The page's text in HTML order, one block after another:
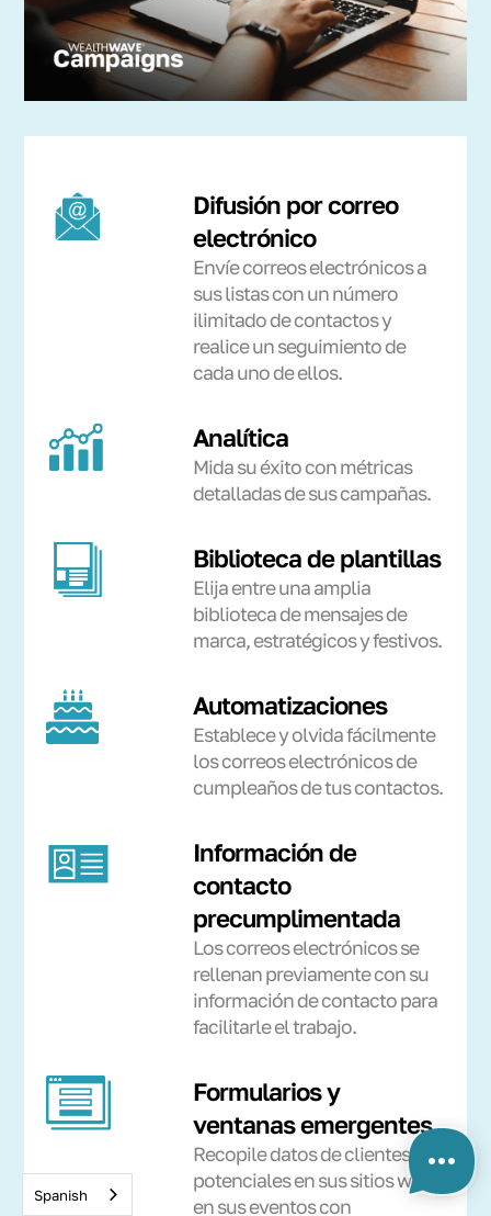
Difusión por correo
electrónico
Envíe correos electrónicos a
sus listas con un número
ilimitado de contactos y
realice un seguimiento de
cada uno de ellos.
Analítica
Mida su éxito con métricas
detalladas de sus campañas.
Biblioteca de plantillas
Elija entre una amplia
biblioteca de mensajes de
marca, estratégicos y festivos.
Automatizaciones
Establece y olvida fácilmente
los correos electrónicos de
cumpleaños de tus contactos.
Información de
contacto
precumplimentada
Los correos electrónicos se
rellenan previamente con su
información de contacto para
facilitarle el trabajo.
Formularios y
ventanas emergentes
Recopile datos de clientes
potenciales en sus sitios web y
en sus eventos con
Spanish